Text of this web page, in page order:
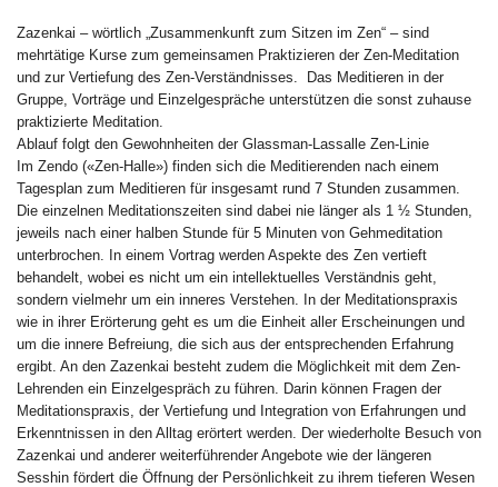
Zazenkai – wörtlich „Zusammenkunft zum Sitzen im Zen“ – sind
mehrtätige Kurse zum gemeinsamen Praktizieren der Zen-Meditation
und zur Vertiefung des Zen-Verständnisses. Das Meditieren in der
Gruppe, Vorträge und Einzelgespräche unterstützen die sonst zuhause
praktizierte Meditation.
Ablauf folgt den Gewohnheiten der Glassman-Lassalle Zen-Linie
Im Zendo («Zen-Halle») finden sich die Meditierenden nach einem
Tagesplan zum Meditieren für insgesamt rund 7 Stunden zusammen.
Die einzelnen Meditationszeiten sind dabei nie länger als 1 ½ Stunden,
jeweils nach einer halben Stunde für 5 Minuten von Gehmeditation
unterbrochen. In einem Vortrag werden Aspekte des Zen vertieft
behandelt, wobei es nicht um ein intellektuelles Verständnis geht,
sondern vielmehr um ein inneres Verstehen. In der Meditationspraxis
wie in ihrer Erörterung geht es um die Einheit aller Erscheinungen und
um die innere Befreiung, die sich aus der entsprechenden Erfahrung
ergibt. An den Zazenkai besteht zudem die Möglichkeit mit dem Zen-
Lehrenden ein Einzelgespräch zu führen. Darin können Fragen der
Meditationspraxis, der Vertiefung und Integration von Erfahrungen und
Erkenntnissen in den Alltag erörtert werden. Der wiederholte Besuch von
Zazenkai und anderer weiterführender Angebote wie der längeren
Sesshin fördert die Öffnung der Persönlichkeit zu ihrem tieferen Wesen